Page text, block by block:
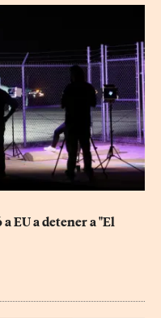
EU a detener a "El